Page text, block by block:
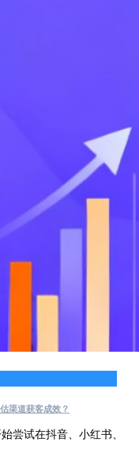
渠道获客成效？
尝试在抖音、小红书、